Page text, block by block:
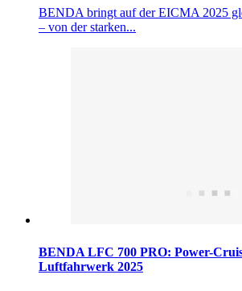
BENDA bringt auf der EICMA 2025
– von der starken...
BENDA LFC 700 PRO: Power-
Luftfahrwerk 2025